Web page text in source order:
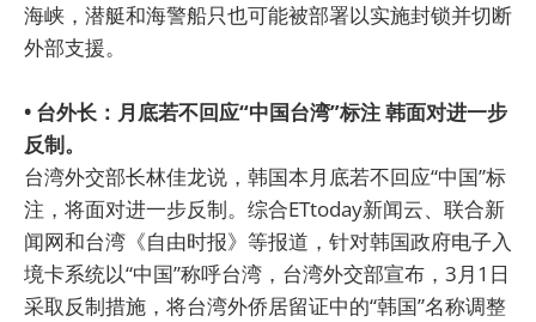
海峡，潜艇和海警船只也可能被部署以实施封锁并切断
外部支援。
• 台外长：月底若不回应“中国台湾”标注 韩面对进一步
反制。
台湾外交部长林佳龙说，韩国本月底若不回应“中国”标
注，将面对进一步反制。综合ETtoday新闻云、联合新
闻网和台湾《自由时报》等报道，针对韩国政府电子入
境卡系统以“中国”称呼台湾，台湾外交部宣布，3月1日
采取反制措施，将台湾外侨居留证中的“韩国”名称调整